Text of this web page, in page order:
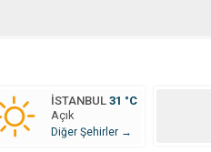
İSTANBUL 31 °C
Açık
Diğer Şehirler →